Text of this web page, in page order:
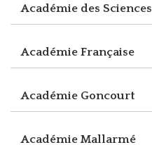
Académie des Sciences
Académie Française
Académie Goncourt
Académie Mallarmé